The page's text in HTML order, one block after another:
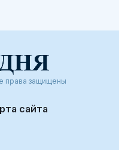
права защищены
сайта